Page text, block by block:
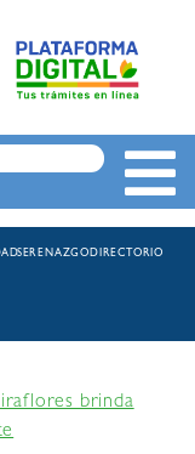
SERENAZGODIRECTORIO
brinda